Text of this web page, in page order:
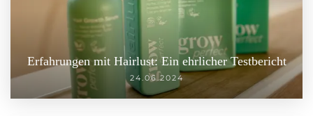
Erfahrungen mit Hairlust: Ein ehrlicher Testbericht
24.06.2024